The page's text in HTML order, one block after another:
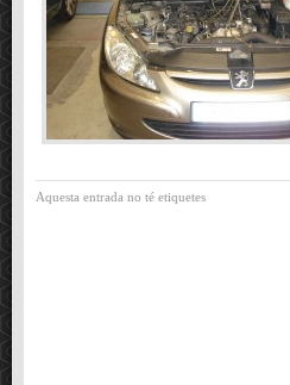
Aquesta entrada no té etiquetes